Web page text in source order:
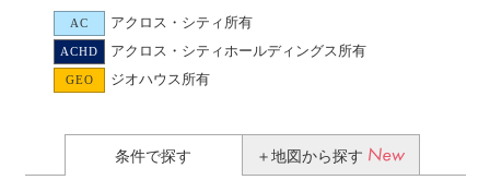
AC アクロス・シティ所有
ACHD アクロス・シティホールディングス所有
GEO ジオハウス所有
条件で探す ＋地図から探す